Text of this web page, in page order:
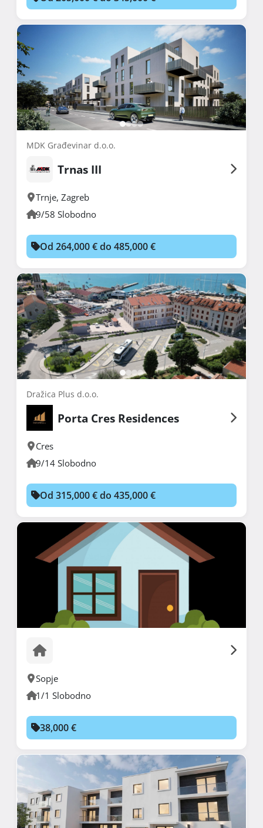
MDK Građevinar d.o.o.
Trnas III
Trnje, Zagreb
9/58 Slobodno
Od 264,000 € do 485,000 €
Dražica Plus d.o.o.
Porta Cres Residences
Cres
9/14 Slobodno
Od 315,000 € do 435,000 €
Sopje
1/1 Slobodno
38,000 €